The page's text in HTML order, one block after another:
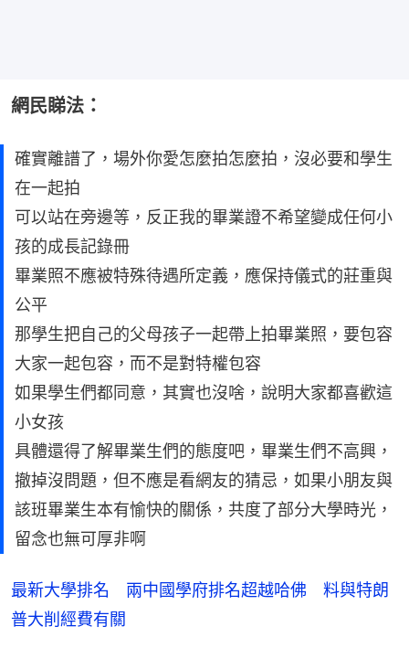
網民睇法：
確實離譜了，場外你愛怎麼拍怎麼拍，沒必要和學生
在一起拍
可以站在旁邊等，反正我的畢業證不希望變成任何小
孩的成長記錄冊
畢業照不應被特殊待遇所定義，應保持儀式的莊重與
公平
那學生把自己的父母孩子一起帶上拍畢業照，要包容
大家一起包容，而不是對特權包容
如果學生們都同意，其實也沒啥，說明大家都喜歡這
小女孩
具體還得了解畢業生們的態度吧，畢業生們不高興，
撤掉沒問題，但不應是看網友的猜忌，如果小朋友與
該班畢業生本有愉快的關係，共度了部分大學時光，
留念也無可厚非啊
最新大學排名 兩中國學府排名超越哈佛 料與特朗
普大削經費有關